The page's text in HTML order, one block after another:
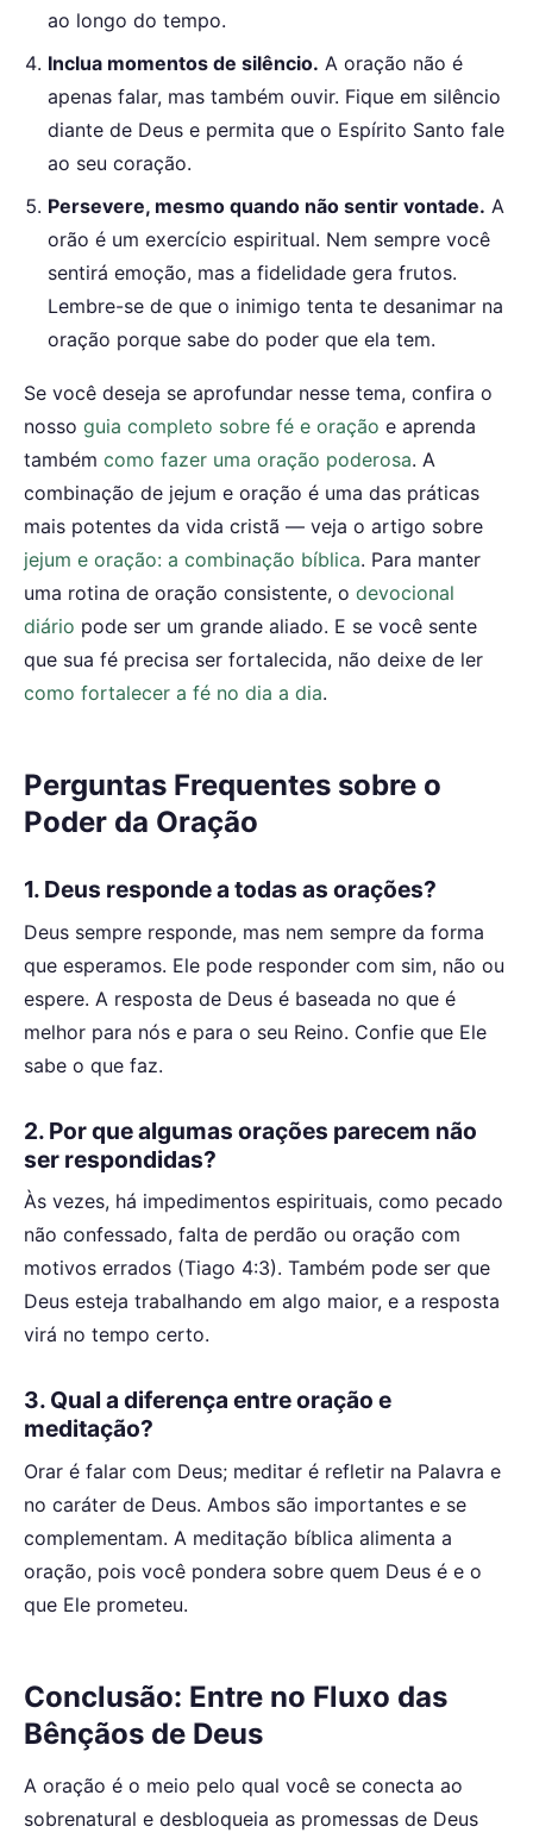
ao longo do tempo.
Inclua momentos de silêncio. A oração não é
apenas falar, mas também ouvir. Fique em silêncio
diante de Deus e permita que o Espírito Santo fale
ao seu coração.
Persevere, mesmo quando não sentir vontade. A
orão é um exercício espiritual. Nem sempre você
sentirá emoção, mas a fidelidade gera frutos.
Lembre-se de que o inimigo tenta te desanimar na
oração porque sabe do poder que ela tem.
Se você deseja se aprofundar nesse tema, confira o
nosso guia completo sobre fé e oração e aprenda
também como fazer uma oração poderosa. A
combinação de jejum e oração é uma das práticas
mais potentes da vida cristã — veja o artigo sobre
jejum e oração: a combinação bíblica. Para manter
uma rotina de oração consistente, o devocional
diário pode ser um grande aliado. E se você sente
que sua fé precisa ser fortalecida, não deixe de ler
como fortalecer a fé no dia a dia.
Perguntas Frequentes sobre o
Poder da Oração
1. Deus responde a todas as orações?
Deus sempre responde, mas nem sempre da forma
que esperamos. Ele pode responder com sim, não ou
espere. A resposta de Deus é baseada no que é
melhor para nós e para o seu Reino. Confie que Ele
sabe o que faz.
2. Por que algumas orações parecem não
ser respondidas?
Às vezes, há impedimentos espirituais, como pecado
não confessado, falta de perdão ou oração com
motivos errados (Tiago 4:3). Também pode ser que
Deus esteja trabalhando em algo maior, e a resposta
virá no tempo certo.
3. Qual a diferença entre oração e
meditação?
Orar é falar com Deus; meditar é refletir na Palavra e
no caráter de Deus. Ambos são importantes e se
complementam. A meditação bíblica alimenta a
oração, pois você pondera sobre quem Deus é e o
que Ele prometeu.
Conclusão: Entre no Fluxo das
Bênçãos de Deus
A oração é o meio pelo qual você se conecta ao
sobrenatural e desbloqueia as promessas de Deus